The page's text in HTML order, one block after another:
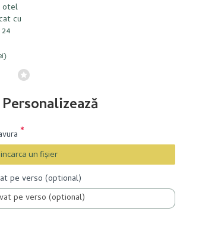
otel
cu
incarca un fişier
pe verso (optional)